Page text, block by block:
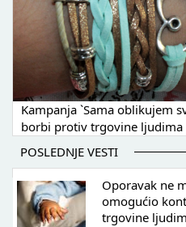
Kampanja `Sama oblikujem
borbi protiv trgovine ljudima
POSLEDNJE VESTI
Oporavak ne
omogućio
trgovine